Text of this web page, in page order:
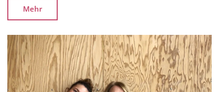
Mehr